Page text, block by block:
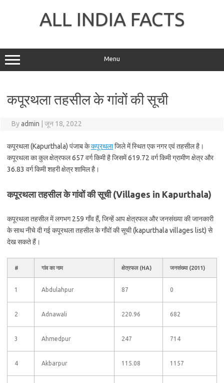
ALL INDIA FACTS
Menu
कपूरथला तहसील के गांवों की सूची
Byadmin जून 18, 2022
कपूरथला (Kapurthala) पंजाब केकपूरथलाजिले में स्थित एक नगर एवं तहसील है।
कपूरथला का कुल क्षेत्रफल 657 वर्ग किमी है जिसमें 619.72 वर्ग किमी ग्रामीण क्षेत्र और
36.83 वर्ग किमी शहरी क्षेत्र शामिल है।
कपूरथला तहसील के गांवों की सूची (Villages in Kapurthala)
कपूरथला तहसील में लगभग 259 गाँव हैं, जिन्हें आप क्षेत्रफल और जनसंख्या की जानकारी
के साथ नीचे दी गई कपूरथला तहसील के गाँवों की सूची (kapurthala villages list) से
देख सकते हैं।
# गांव का नाम क्षेत्रफल (HA) जनसंख्या (2011)
1 Abdulahpur 87 0
2 Adnawali 220.96 682
3 Ahmedpur 247 714
4 Akbarpur 115.08 1157